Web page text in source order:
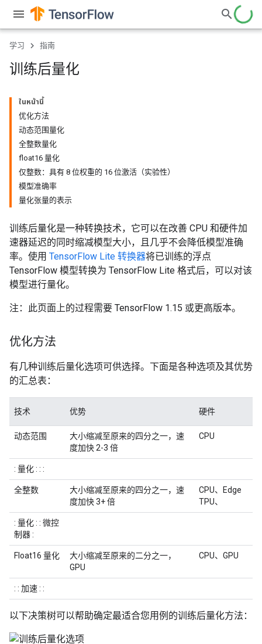
学习 指南
训练后量化
ในหน้านี้
优化方法
动态范围量化
全整数量化
float16 量化
仅整数：具有 8 位权重的 16 位激活（实验性）
模型准确率
量化张量的表示
训练后量化是一种转换技术，它可以在改善 CPU 和硬件加
速器延迟的同时缩减模型大小，且几乎不会降低模型准确
率。使用 TensorFlow Lite 转换器将已训练的浮点
TensorFlow 模型转换为 TensorFlow Lite 格式后，可以对该
模型进行量化。
注：此页面上的过程需要 TensorFlow 1.15 或更高版本。
优化方法
有几种训练后量化选项可供选择。下面是各种选项及其优势
的汇总表：
技术 优势 硬件
动态范围
大小缩减至原来的四分之一，速
度加快 2-3 倍
CPU
: 量化 : : :
全整数
大小缩减至原来的四分之一，速
度加快 3+ 倍
CPU、Edge
TPU、
: 量化 : : 微控
制器 :
Float16 量化
大小缩减至原来的二分之一，
GPU
CPU、GPU
: : 加速 : :
以下决策树可以帮助确定最适合您用例的训练后量化方法：